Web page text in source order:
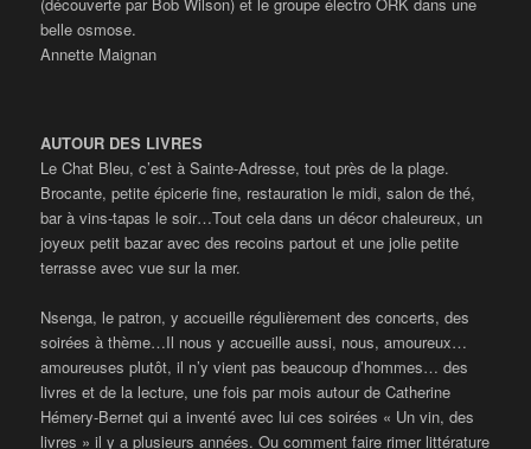
belle osmose.
Annette Maignan
AUTOUR DES LIVRES
Le Chat Bleu, c’est à Sainte-Adresse, tout près de la plage.
Brocante, petite épicerie fine, restauration le midi, salon de thé,
bar à vins-tapas le soir…Tout cela dans un décor chaleureux, un
joyeux petit bazar avec des recoins partout et une jolie petite
terrasse avec vue sur la mer.
Nsenga, le patron, y accueille régulièrement des concerts, des
soirées à thème…Il nous y accueille aussi, nous, amoureux…
amoureuses plutôt, il n’y vient pas beaucoup d’hommes… des
livres et de la lecture, une fois par mois autour de Catherine
Hémery-Bernet qui a inventé avec lui ces soirées « Un vin, des
livres » il y a plusieurs années. Ou comment faire rimer littérature